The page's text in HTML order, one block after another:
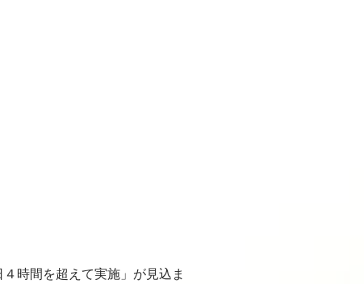
時間を超えて実施」が見込ま